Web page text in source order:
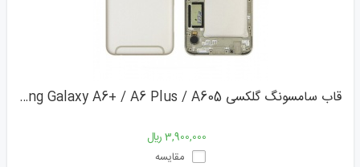
قاب سامسونگ گلکسی Samsung Galaxy A6+ / A6 Plus / A605
3,900,000 ﷼
مقایسه